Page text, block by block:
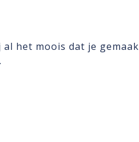
het moois dat je